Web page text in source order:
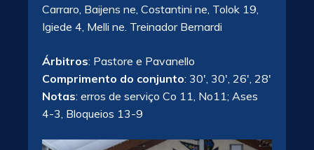
Carraro, Baijens ne, Costantini ne, Tolok 19,
Igiede 4, Melli ne. Treinador Bernardi
Árbitros: Pastore e Pavanello
Comprimento do conjunto: 30′, 30′, 26′, 28′
Notas: erros de serviço Co 11, No11; Ases
4-3, Bloqueios 13-9